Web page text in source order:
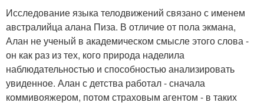
Исследование языка телодвижений связано с именем
австралийца алана Пиза. В отличие от пола экмана,
Алан не ученый в академическом смысле этого слова -
он как раз из тех, кого природа наделила
наблюдательностью и способностью анализировать
увиденное. Алан с детства работал - сначала
коммивояжером, потом страховым агентом - в таких